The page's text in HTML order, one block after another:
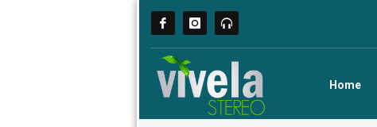
Home